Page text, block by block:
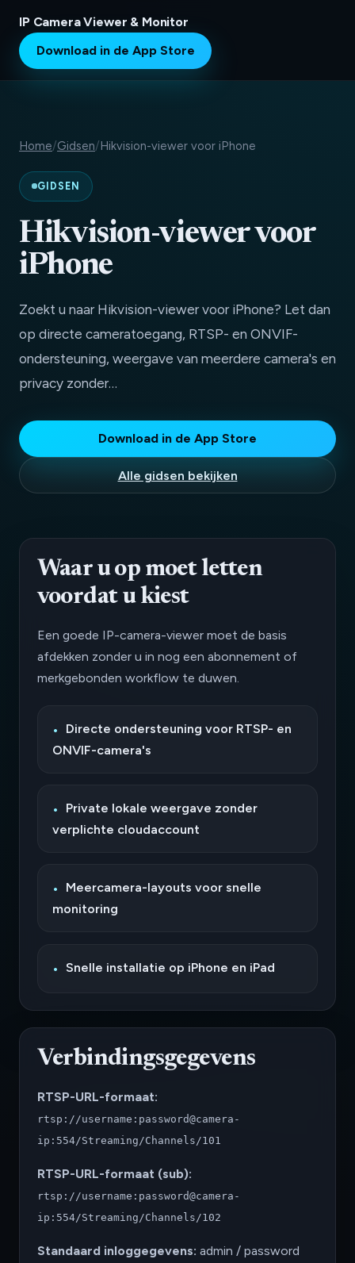
IP Camera Viewer & Monitor
Download in de App Store
Home/Gidsen/Hikvision-viewer voor iPhone
GIDSEN
Hikvision-viewer voor
iPhone
Zoekt u naar Hikvision-viewer voor iPhone? Let dan
op directe cameratoegang, RTSP- en ONVIF-
ondersteuning, weergave van meerdere camera's en
privacy zonder…
Download in de App Store
Alle gidsen bekijken
Waar u op moet letten
voordat u kiest
Een goede IP-camera-viewer moet de basis
afdekken zonder u in nog een abonnement of
merkgebonden workflow te duwen.
Directe ondersteuning voor RTSP- en
ONVIF-camera's
Private lokale weergave zonder
verplichte cloudaccount
Meercamera-layouts voor snelle
monitoring
Snelle installatie op iPhone en iPad
Verbindingsgegevens
RTSP-URL-formaat:
rtsp://username:password@camera-
ip:554/Streaming/Channels/101
RTSP-URL-formaat (sub):
rtsp://username:password@camera-
ip:554/Streaming/Channels/102
Standaard inloggegevens: admin / password